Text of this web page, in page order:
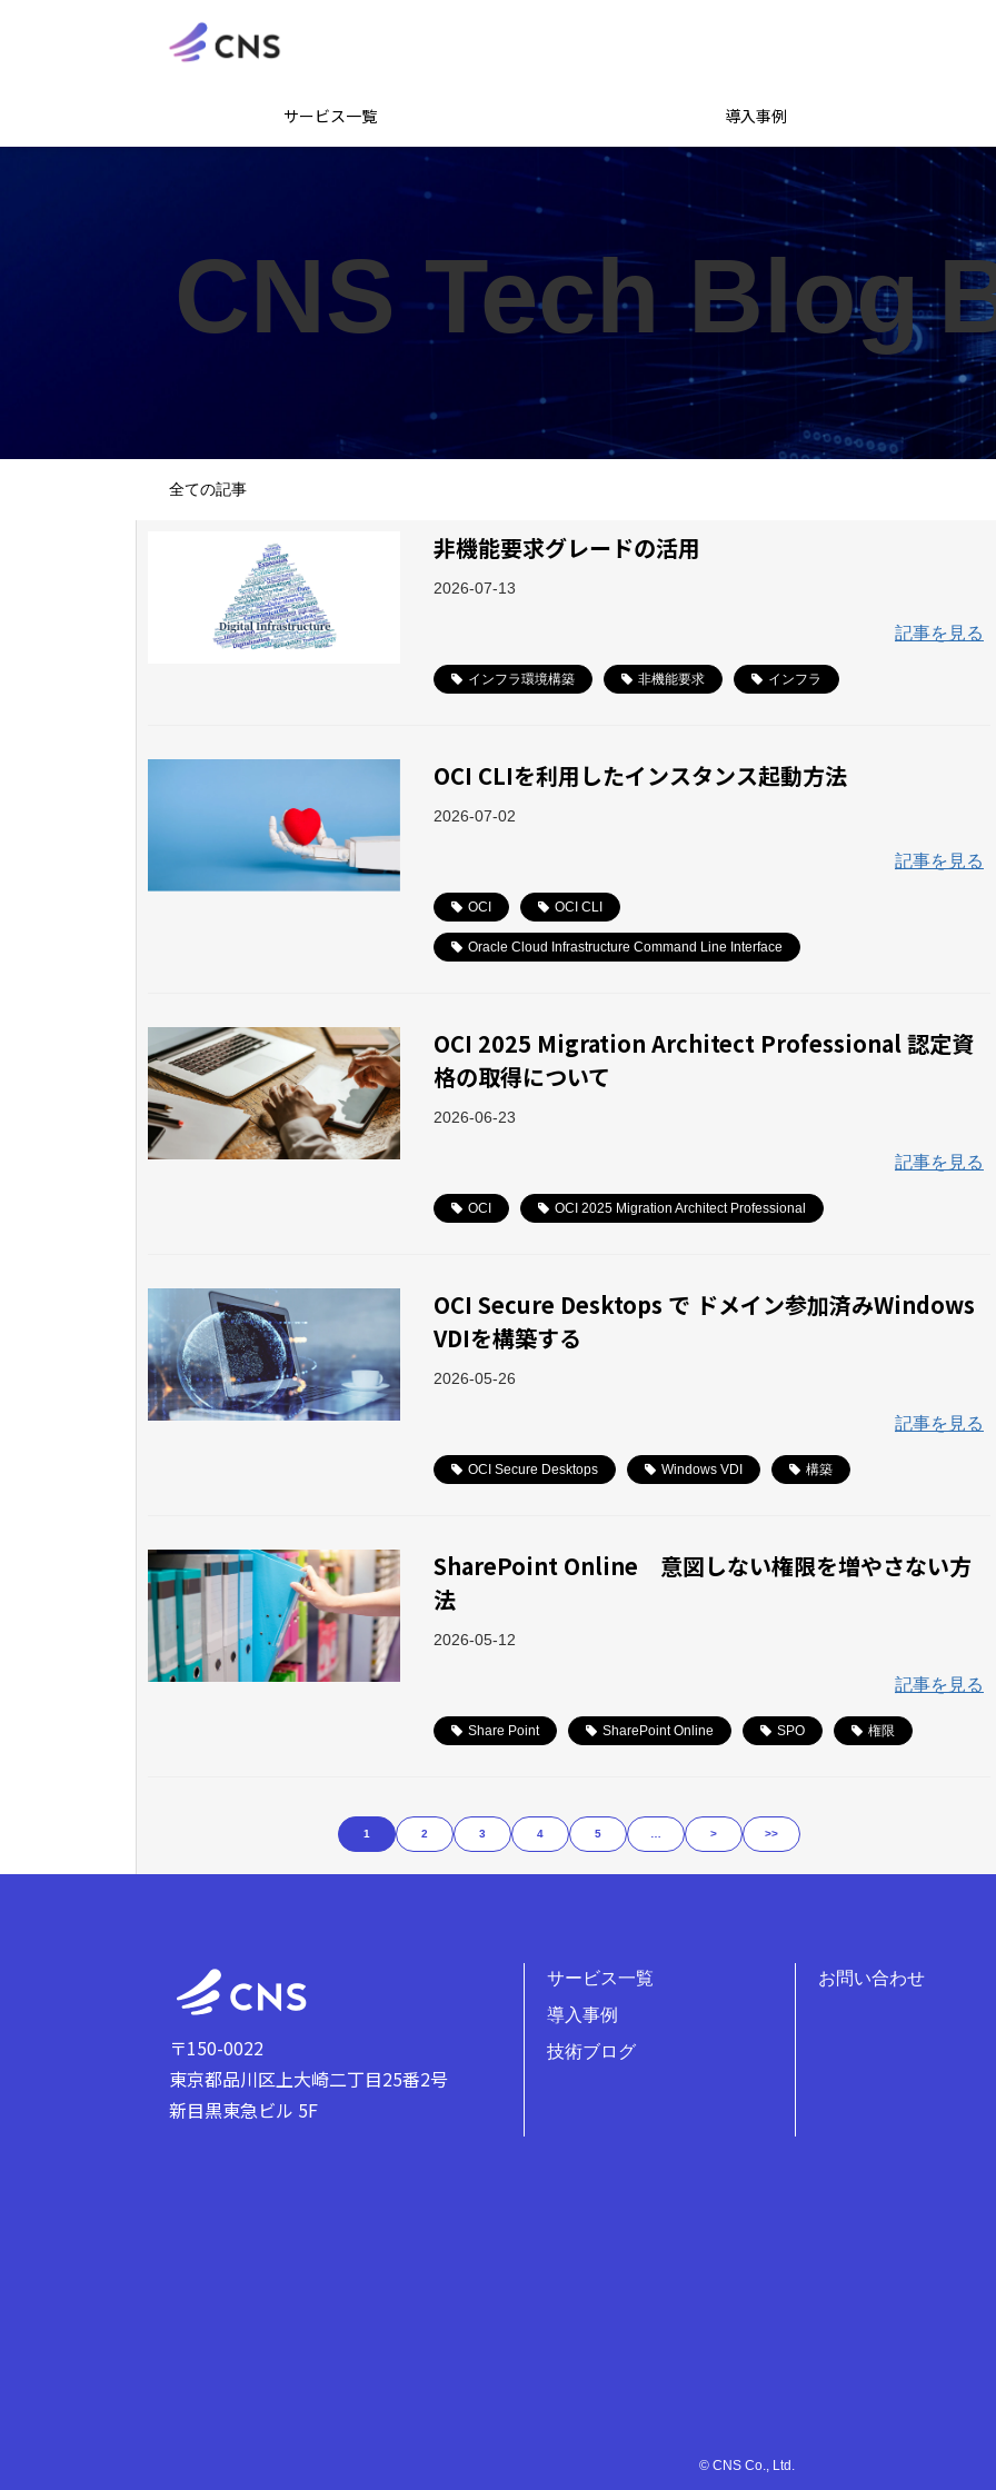
サービス一覧 導入事例
CNS Tech Blog
全ての記事
非機能要求グレードの活用
2026-07-13
記事を見る
インフラ環境構築 非機能要求 インフラ
OCI CLIを利用したインスタンス起動方法
2026-07-02
記事を見る
OCI OCI CLI
Oracle Cloud Infrastructure Command Line Interface
OCI 2025 Migration Architect Professional 認定資
格の取得について
2026-06-23
記事を見る
OCI OCI 2025 Migration Architect Professional
OCI Secure Desktops で ドメイン参加済みWindows
VDIを構築する
2026-05-26
記事を見る
OCI Secure Desktops Windows VDI 構築
SharePoint Online 意図しない権限を増やさない方
法
2026-05-12
記事を見る
Share Point SharePoint Online SPO 権限
1 2 3 4 5 > >>
〒150-0022
東京都品川区上大崎二丁目25番2号
新目黒東急ビル 5F
サービス一覧
導入事例
技術ブログ
お問い合わせ
© CNS Co., Ltd.